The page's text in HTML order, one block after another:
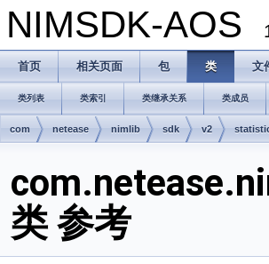
NIMSDK-AOS
首页 相关页面 包 类 文
类列表 类索引 类继承关系 类成员
com netease nimlib sdk v2
类 参考